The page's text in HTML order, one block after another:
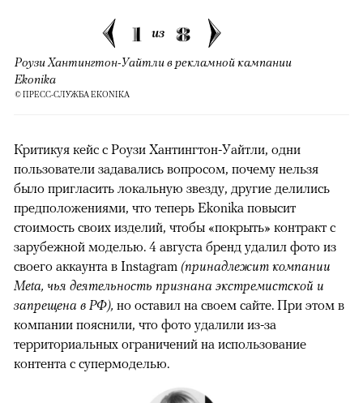
1 из 8
Роузи Хантингтон-Уайтли в рекламной кампании
Ekonika
© ПРЕСС-СЛУЖБА EKONIKA
Критикуя кейс с Роузи Хантингтон-Уайтли, одни
пользователи задавались вопросом, почему нельзя
было пригласить локальную звезду, другие делились
предположениями, что теперь Ekonika повысит
стоимость своих изделий, чтобы «покрыть» контракт с
зарубежной моделью. 4 августа бренд удалил фото из
своего аккаунта в Instagram (принадлежит компании
Meta, чья деятельность признана экстремистской и
запрещена в РФ), но оставил на своем сайте. При этом в
компании пояснили, что фото удалили из-за
территориальных ограничений на использование
контента с супермоделью.